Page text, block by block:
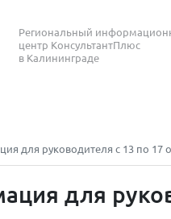
Региональный
центр КонсультантПлюс
в Калининграде
для руководителя с 13 по 17
для